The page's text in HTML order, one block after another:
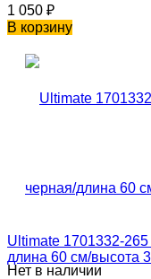
1 050 ₽
В корзину
Ultimate 1701332-
длина 60 см/высота
Нет в наличии